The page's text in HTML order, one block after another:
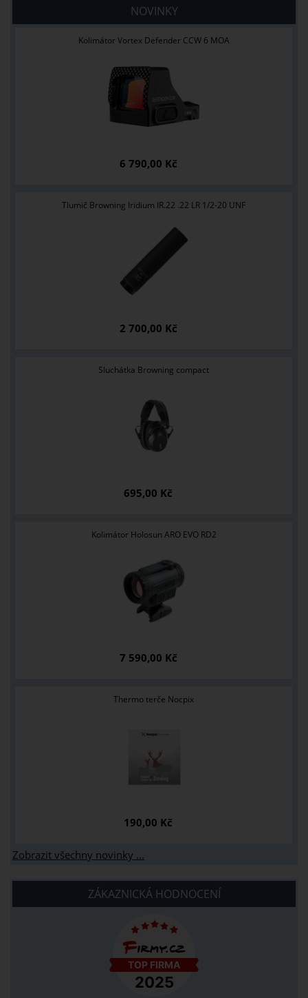
NOVINKY
Kolimátor Vortex Defender CCW 6 MOA
6 790,00 Kč
Tlumič Browning Iridium IR.22 .22 LR 1/2-20 UNF
2 700,00 Kč
Sluchátka Browning compact
695,00 Kč
Kolimátor Holosun ARO EVO RD2
7 590,00 Kč
Thermo terče Nocpix
190,00 Kč
Zobrazit všechny novinky ...
ZÁKAZNICKÁ HODNOCENÍ